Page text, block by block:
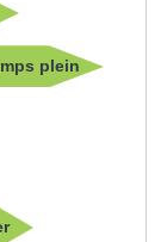
plein